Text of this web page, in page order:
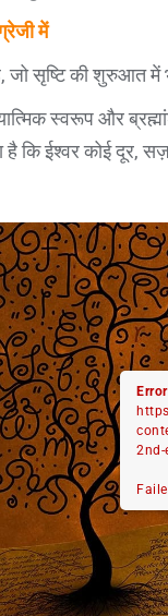
में
सृष्टि की शुरुआत में
स्वरूप और
है कि ईश्वर कोई
2nd-